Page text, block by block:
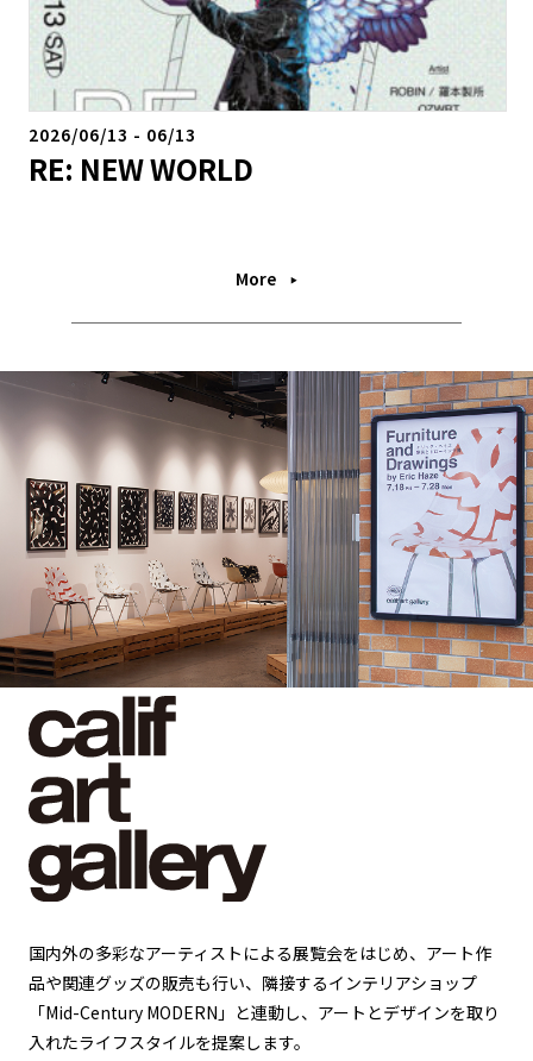
2026/06/13 - 06/13
RE: NEW WORLD
More
国内外の多彩なアーティストによる展覧会をはじめ、アート作
品や関連グッズの販売も行い、隣接するインテリアショップ
「Mid-Century MODERN」と連動し、アートとデザインを取り
入れたライフスタイルを提案します。